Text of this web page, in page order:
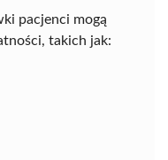
pacjenci mogą
takich jak: